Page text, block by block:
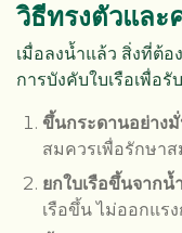
วิธีทรงตัวและ
เมื่อลงน้ำแล้ว สิ่งที่ต้
การบังคับใบเรือเพื่อ
ขึ้นกระดานอย่าง
สมควรเพื่อรักษา
ยกใบเรือขึ้นจากน้ำ
เรือขึ้น ไม่ออกแร